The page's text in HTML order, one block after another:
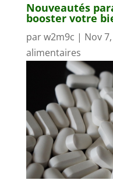
Nouveautés
booster votre
parw2m9c | Nov
alimentaires